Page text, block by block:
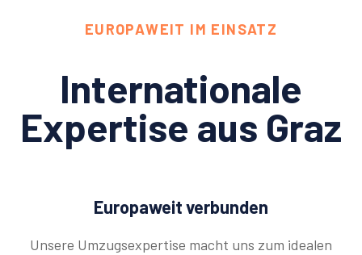
EUROPAWEIT IM EINSATZ
Internationale
Expertise aus Graz
Europaweit verbunden
Unsere Umzugsexpertise macht uns zum idealen